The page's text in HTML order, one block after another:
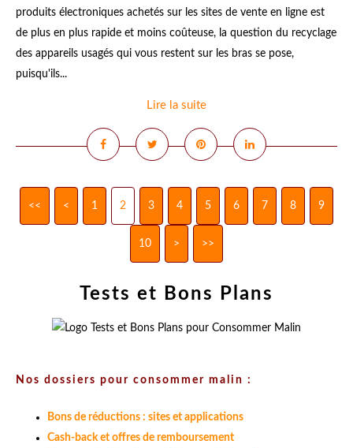
produits électroniques achetés sur les sites de vente en ligne est
de plus en plus rapide et moins coûteuse, la question du recyclage
des appareils usagés qui vous restent sur les bras se pose,
puisqu'ils...
Lire la suite
<< < 1 2 3 4 5 6 7 8 9
10 20
> >>
Tests et Bons Plans
Nos dossiers pour consommer malin :
Bons de réductions : sites et applications
Cash-back et offres de remboursement